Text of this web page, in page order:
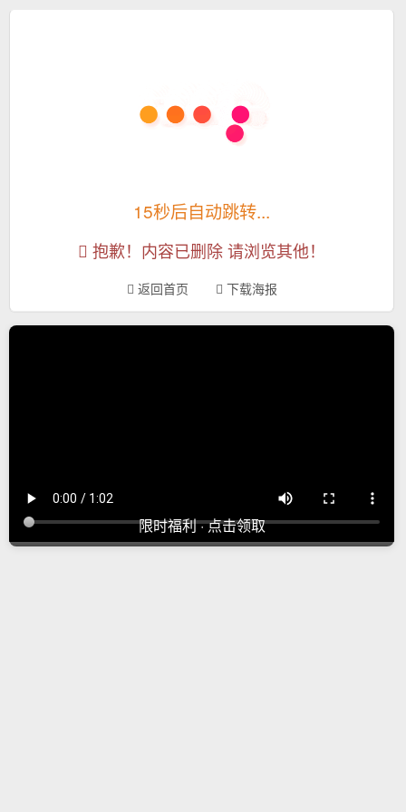
15秒后自动跳转...
抱歉！内容已删除 请浏览其他！
返回首页 下载海报
限时福利 · 点击领取